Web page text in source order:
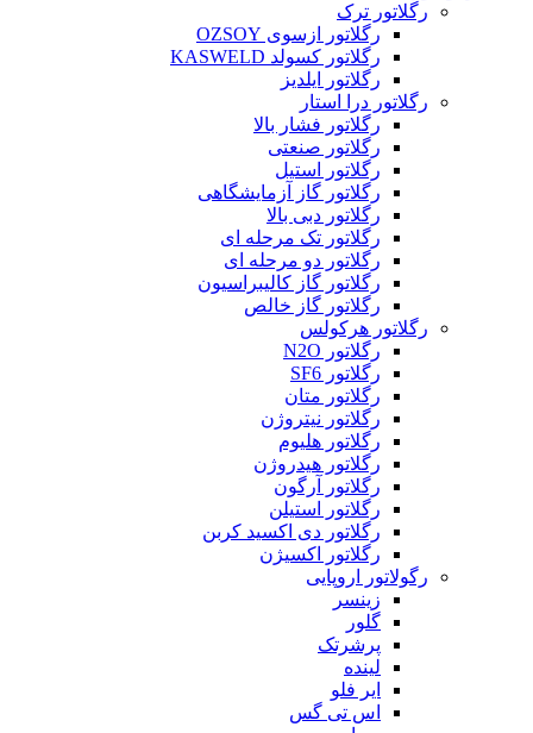
رگلاتور ترک
رگلاتور ازسوی OZSOY
رگلاتور کسولد KASWELD
رگلاتور ایلدیز
رگلاتور درا استار
رگلاتور فشار بالا
رگلاتور صنعتی
رگلاتور استیل
رگلاتور گاز آزمایشگاهی
رگلاتور دبی بالا
رگلاتور تک مرحله ای
رگلاتور دو مرحله ای
رگلاتور گاز کالیبراسیون
رگلاتور گاز خالص
رگلاتور هرکولس
رگلاتور N2O
رگلاتور SF6
رگلاتور متان
رگلاتور نیتروژن
رگلاتور هلیوم
رگلاتور هیدروژن
رگلاتور آرگون
رگلاتور استیلن
رگلاتور دی اکسید کربن
رگلاتور اکسیژن
رگولاتور اروپایی
زینسر
گلور
پرشرتک
لینده
ایر فلو
اس تی گس